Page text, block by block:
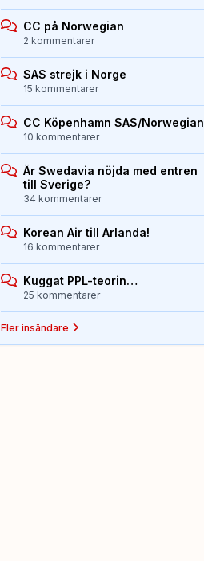
CC på Norwegian
2 kommentarer
SAS strejk i Norge
15 kommentarer
CC Köpenhamn SAS/Norwegian
10 kommentarer
Är Swedavia nöjda med entren
till Sverige?
34 kommentarer
Korean Air till Arlanda!
16 kommentarer
Kuggat PPL-teorin…
25 kommentarer
Fler insändare